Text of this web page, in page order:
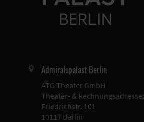
Admiralspalast Berlin
ATG Theater GmbH
Theater- & Rechnungsadresse:
Friedrichstr. 101
10117 Berlin